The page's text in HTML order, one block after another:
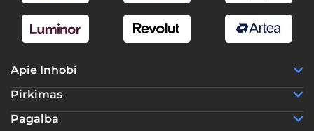
Apie Inhobi
Pirkimas
Pagalba